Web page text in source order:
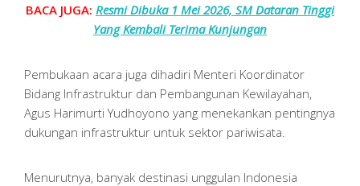
BACA JUGA: Resmi Dibuka 1 Mei 2026, SM Dataran Tinggi
Yang Kembali Terima Kunjungan
Pembukaan acara juga dihadiri Menteri Koordinator
Bidang Infrastruktur dan Pembangunan Kewilayahan,
Agus Harimurti Yudhoyono yang menekankan pentingnya
dukungan infrastruktur untuk sektor pariwisata.
Menurutnya, banyak destinasi unggulan Indonesia